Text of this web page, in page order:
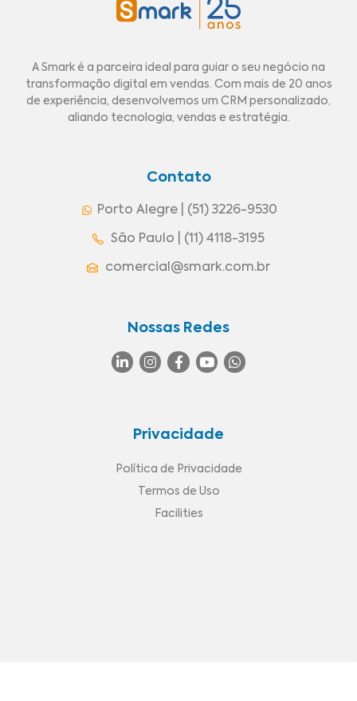
A Smark é a parceira ideal para guiar o seu negócio na
transformação digital em vendas. Com mais de 20 anos
de experiência, desenvolvemos um CRM personalizado,
aliando tecnologia, vendas e estratégia.
Contato
Porto Alegre | (51) 3226-9530
São Paulo | (11) 4118-3195
comercial@smark.com.br
Nossas Redes
Privacidade
Política de Privacidade
Termos de Uso
Facilities